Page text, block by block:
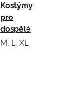
Kostýmy
pro
dospělé
M, L, XL